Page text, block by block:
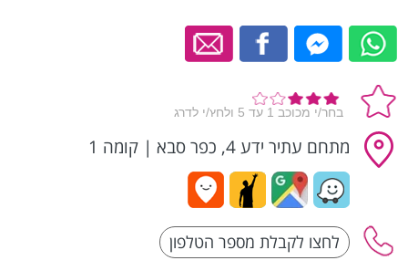
מתחם עתיר ידע 4, כפר סבא | קומה 1